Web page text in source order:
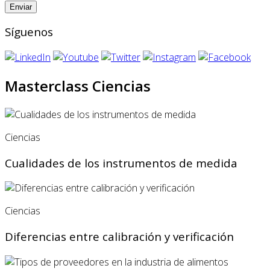
Síguenos
Masterclass Ciencias
Ciencias
Cualidades de los instrumentos de medida
Ciencias
Diferencias entre calibración y verificación